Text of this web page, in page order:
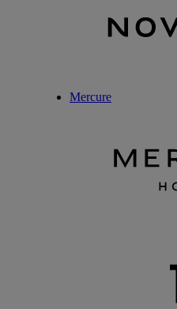
Mercure